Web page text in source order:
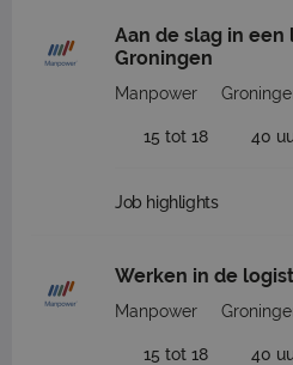
Aan de slag in
Groningen
Manpower
15 tot 18 40
Job highlights
Werken in de
Manpower
15 tot 18 40